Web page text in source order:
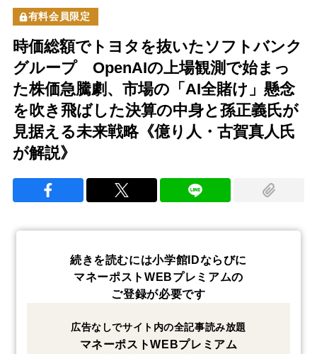
有料会員限定
時価総額でトヨタを抜いたソフトバンク
グループ OpenAIの上場観測で始まっ
た株価急騰劇、市場の「AI全賭け」懸念
を吹き飛ばした決算の中身と孫正義氏が
見据える未来戦略《億り人・古賀真人氏
が解説》
続きを読むには小学館IDならびに
マネーポストWEBプレミアムの
ご登録が必要です
広告なしでサイト内の全記事読み放題
マネーポストWEBプレミアム